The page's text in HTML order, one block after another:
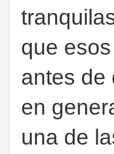
que
antes de
en
una de